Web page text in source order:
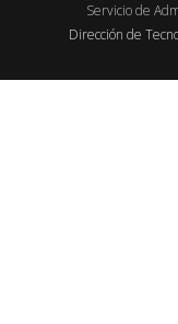
Servicio de
Dirección de